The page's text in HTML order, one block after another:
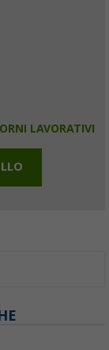
LAVORATIVI